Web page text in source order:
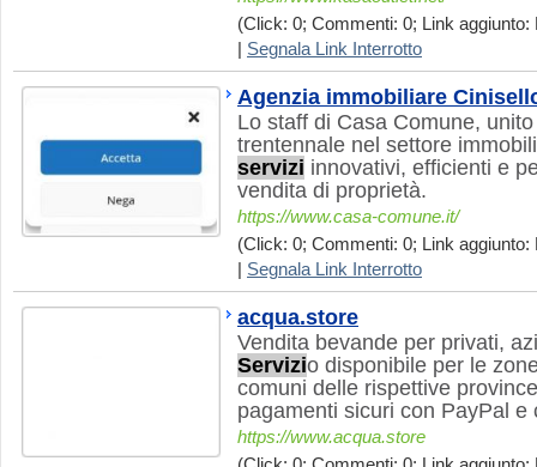
(Click: 0; Commenti: 0; Link aggiunto:
Segnala Link Interrotto
Agenzia immobiliare
Lo staff di Casa Comune,
trentennale nel settore
servizi innovativi, efficienti e
vendita di proprietà.
https://www.casa-comune.it/
(Click: 0; Commenti: 0; Link aggiunto:
Segnala Link Interrotto
acqua.store
Vendita bevande per privati,
Servizio disponibile per le
comuni delle rispettive
pagamenti sicuri con PayPal e
https://www.acqua.store